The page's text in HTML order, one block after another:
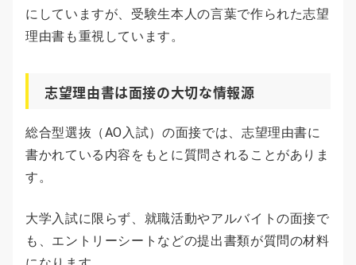
にしていますが、受験生本人の言葉で作られた志望
理由書も重視しています。
志望理由書は面接の大切な情報源
総合型選抜（AO入試）の面接では、志望理由書に
書かれている内容をもとに質問されることがありま
す。
大学入試に限らず、就職活動やアルバイトの面接で
も、エントリーシートなどの提出書類が質問の材料